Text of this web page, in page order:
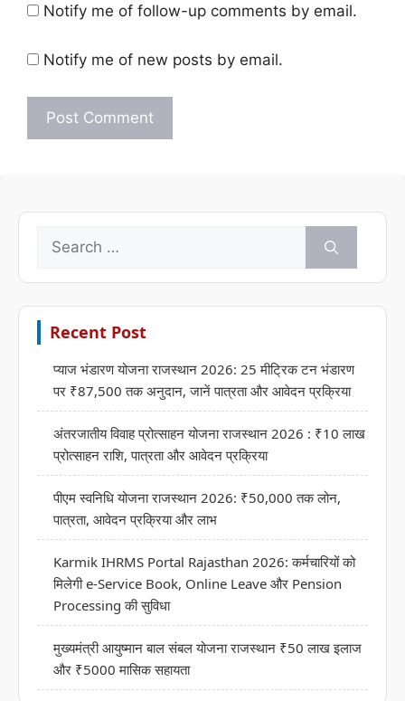
Notify me of follow-up comments by email.
Notify me of new posts by email.
Search
for:
Recent Post
प्याज भंडारण योजना राजस्थान 2026: 25 मीट्रिक टन भंडारण
पर ₹87,500 तक अनुदान, जानें पात्रता और आवेदन प्रक्रिया
अंतरजातीय विवाह प्रोत्साहन योजना राजस्थान 2026 : ₹10 लाख
प्रोत्साहन राशि, पात्रता और आवेदन प्रक्रिया
पीएम स्वनिधि योजना राजस्थान 2026: ₹50,000 तक लोन,
पात्रता, आवेदन प्रक्रिया और लाभ
Karmik IHRMS Portal Rajasthan 2026: कर्मचारियों को
मिलेगी e-Service Book, Online Leave और Pension
Processing की सुविधा
मुख्यमंत्री आयुष्मान बाल संबल योजना राजस्थान ₹50 लाख इलाज
और ₹5000 मासिक सहायता